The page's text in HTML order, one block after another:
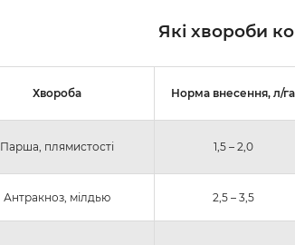
Які хвороби
Хвороба Норма внесення, л/га
Парша, плямистості 1,5 – 2,0
Антракноз, мілдью 2,5 – 3,5